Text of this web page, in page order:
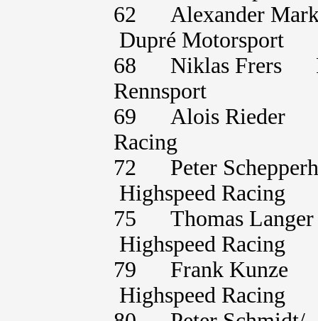
62 Alexander
Dupré Motorsport
68 Niklas Frers
Rennsport
69 Alois Rieder
Racing
72 Peter
Highspeed Racing
75 Thomas
Highspeed Racing
79 Frank Kunze
Highspeed Racing